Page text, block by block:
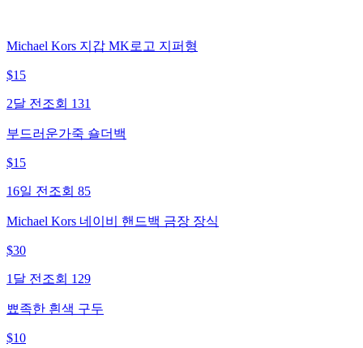
Michael Kors 지갑 MK로고 지퍼형
$15
2달 전 조회 131
부드러운가죽 숄더백
$15
16일 전 조회 85
Michael Kors 네이비 핸드백 금장 장식
$30
1달 전 조회 129
뾰족한 흰색 구두
$10